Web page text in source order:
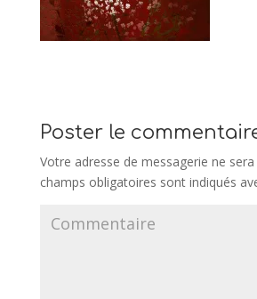
Poster le
Votre adresse de messagerie ne sera
champs obligatoires sont indiqués